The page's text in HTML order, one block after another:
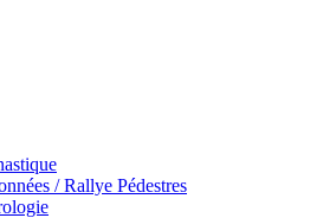
/ Rallye Pédestres